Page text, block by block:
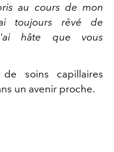
au cours de mon
toujours rêvé de
hâte que vous
soins capillaires
un avenir proche.